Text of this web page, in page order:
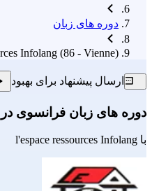
دوره های زبان
Infolang (86 - Vienne)
ارسال پیشنهاد برای بهبود
دوره های زبان فرانسوی در Poitiers
با l'espace ressources Infolang